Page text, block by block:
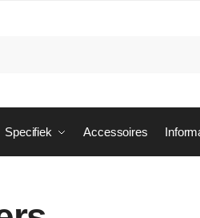
Specifiek Accessoires